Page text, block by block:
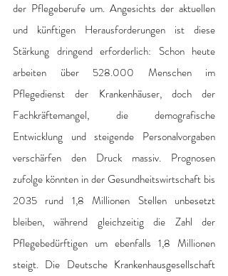
der Pflegeberufe um. Angesichts der aktuellen
und künftigen Herausforderungen ist diese
Stärkung dringend erforderlich: Schon heute
arbeiten über 528.000 Menschen im
Pflegedienst der Krankenhäuser, doch der
Fachkräftemangel, die demografische
Entwicklung und steigende Personalvorgaben
verschärfen den Druck massiv. Prognosen
zufolge könnten in der Gesundheitswirtschaft bis
2035 rund 1,8 Millionen Stellen unbesetzt
bleiben, während gleichzeitig die Zahl der
Pflegebedürftigen um ebenfalls 1,8 Millionen
steigt. Die Deutsche Krankenhausgesellschaft